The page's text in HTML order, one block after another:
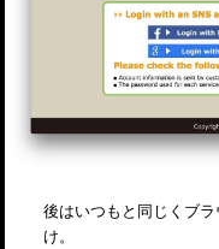
後はいつもと同じくブ
け。